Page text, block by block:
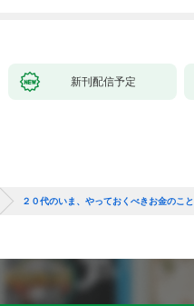
新刊配信予定
２０代のいま、やっておくべきお金のこと